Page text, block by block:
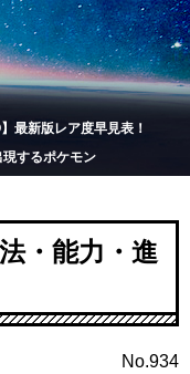
】最新版レア度早見表！
現するポケモン
・能力・進
No.934